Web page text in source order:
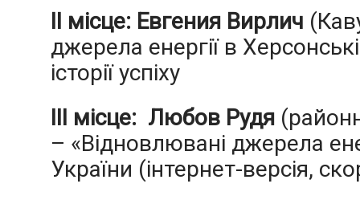
ІІ місце: Евгения Вирлич
джерела енергії в
історії успіху
ІІІ місце: Любов Рудя
– «Відновлювані джерела
України (інтернет-версія,